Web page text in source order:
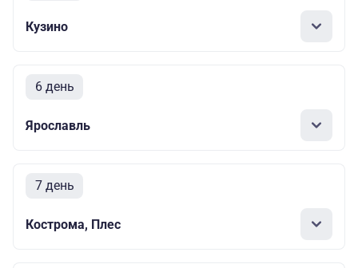
Кузино
6 день
Ярославль
7 день
Кострома, Плес